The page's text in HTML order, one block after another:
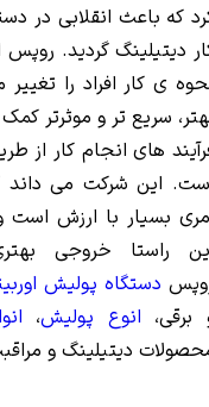
که باعث انقلابی در
دیتیلینگ گردید. روپس
ی کار افراد را
سریع تر و موثرتر
های انجام کار از
این شرکت می داند
بسیار با ارزش است
راستا خروجی
دستگاه پولیش
برقی، انوع پولیش،
دیتیلینگ و